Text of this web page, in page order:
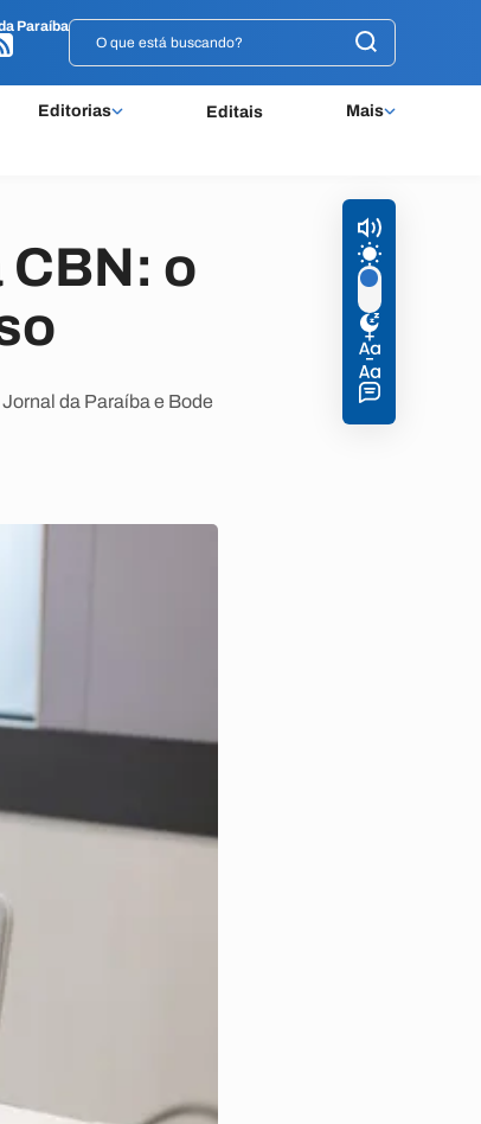
Paraíba
Editorias Editais Mais
Paraíba
o
da Paraíba e Bode